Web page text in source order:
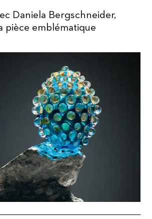
Daniela Bergschneider,
pièce emblématique